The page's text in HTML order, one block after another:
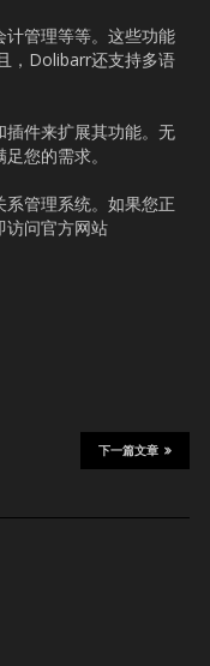
管理等等。这些功能
，Dolibarr还支持多语
件来扩展其功能。无
您的需求。
管理系统。如果您正
访问官方网站
下一篇文章